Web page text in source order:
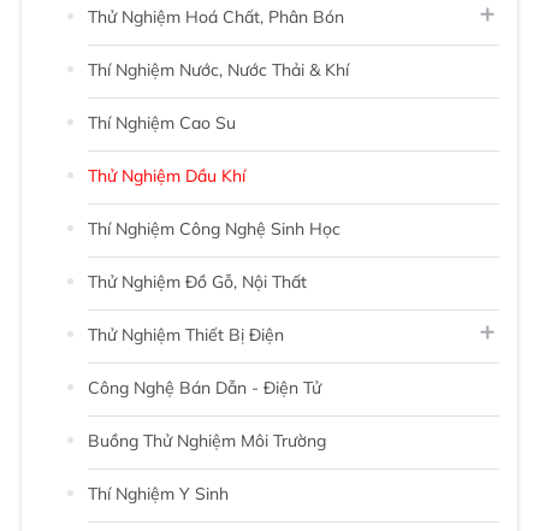
Thử Nghiệm Hoá Chất, Phân Bón
Thí Nghiệm Nước, Nước Thải & Khí
Thí Nghiệm Cao Su
Thử Nghiệm Dầu Khí
Thí Nghiệm Công Nghệ Sinh Học
Thử Nghiệm Đồ Gỗ, Nội Thất
Thử Nghiệm Thiết Bị Điện
Công Nghệ Bán Dẫn - Điện Tử
Buồng Thử Nghiệm Môi Trường
Thí Nghiệm Y Sinh